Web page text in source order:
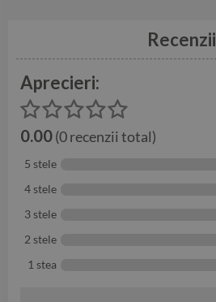
Recenzii
Aprecieri:
0.00(0 recenzii total)
5 stele
4 stele
3 stele
2 stele
1 stea